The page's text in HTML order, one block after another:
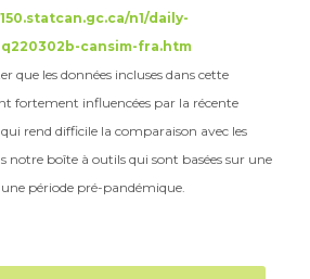
n1/daily-
cansim-fra.htm
que les données incluses dans cette
fortement influencées par la récente
rend difficile la comparaison avec les
notre boîte à outils qui sont basées sur une
période pré-pandémique.